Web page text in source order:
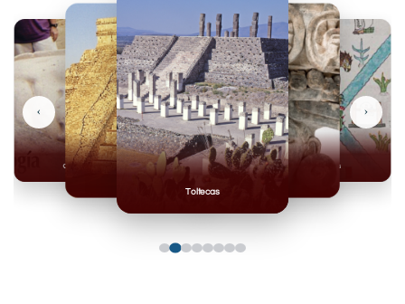
Toltecas
Mexicas
Olmecas
‹ ›